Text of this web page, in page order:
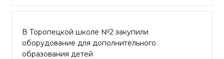
В Торопецкой школе №2 закупили
оборудование для дополнительного
образования детей